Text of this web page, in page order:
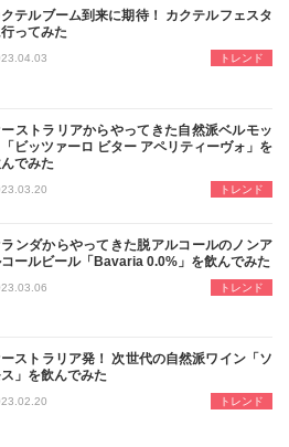
テルブーム到来に期待！ カクテルフェスタ
ってみた
ロナ禍で家で飲む機会が多くなっ
トレンド
ストラリアからやってきた自然派ベルモッ
「ビッツァーロ ビター アペリティーヴォ」を
でみた
米では食前酒として親しまれてい
トレンド
ンダからやってきた脱アルコールのノンア
コールビール「Bavaria 0.0%」を飲んでみた
の春、新しく発売となるオランダ
トレンド
ストラリア発！ 次世代の自然派ワイン「ソ
」を飲んでみた
年、飲食店でも取り扱うところが
トレンド